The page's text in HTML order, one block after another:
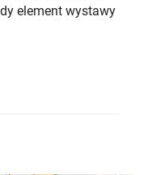
element wystawy